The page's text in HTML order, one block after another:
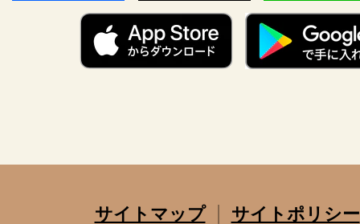
サイトマップ
サイトポリシー